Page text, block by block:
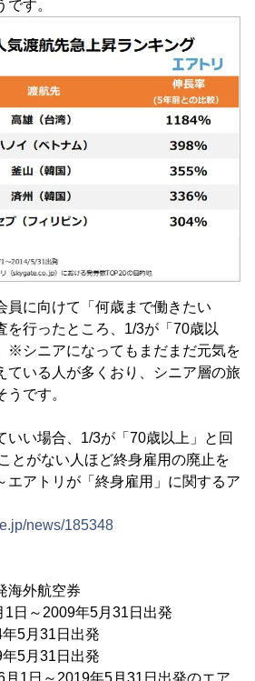
す。
に向けて「何歳まで働きたい
を行ったところ、1/3が「70歳以
※シニアになってもまだまだ元気を
ている人が多くおり、シニア層の旅
です。
い場合、1/3が「70歳以上」と回
とがない人ほど終身雇用の廃止を
エアトリが「終身雇用」に関するア
news/185348
海外航空券
日～2009年5月31日出発
5月31日出発
5月31日出発